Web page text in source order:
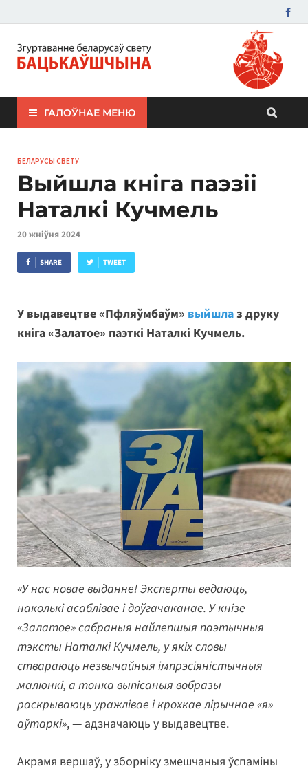
ЗБС "Бацькаўшчына"
ГАЛОЎНАЕ МЕНЮ
БЕЛАРУСЫ СВЕТУ
Выйшла кніга паэзіі
Наталкі Кучмель
20 жніўня 2024
SHARE TWEET
У выдавецтве «Пфляўмбаўм» выйшлаз друку
кніга «Залатое» паэткі Наталкі Кучмель.
«У нас новае выданне! Эксперты ведаюць,
наколькі асаблівае і доўгачаканае. У кнізе
«Залатое» сабраныя найлепшыя паэтычныя
тэксты Наталкі Кучмель, у якіх словы
ствараюць незвычайныя імпрэсіяністычныя
малюнкі, а тонка выпісаныя вобразы
раскрываюць уражлівае і крохкае лірычнае «я»
аўтаркі», — адзначаюць у выдавецтве.
Акрамя вершаў, у зборніку змешчаныя ўспаміны